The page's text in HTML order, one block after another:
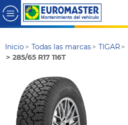
Inicio Todas las marcas TIGAR
285/65 R17 116T